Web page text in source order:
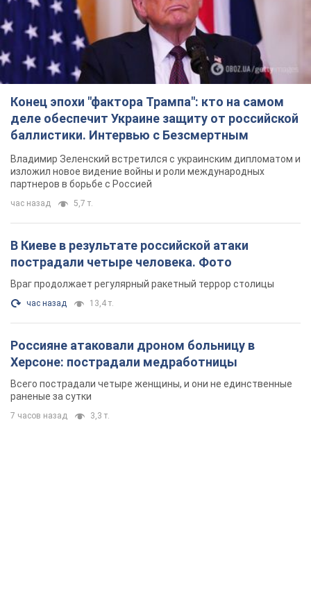
Конец эпохи "фактора Трампа": кто на самом
деле обеспечит Украине защиту от российской
баллистики. Интервью с Безсмертным
Владимир Зеленский встретился с украинским дипломатом и
изложил новое видение войны и роли международных
партнеров в борьбе с Россией
час назад 5,7 т.
В Киеве в результате российской атаки
пострадали четыре человека. Фото
Враг продолжает регулярный ракетный террор столицы
час назад 13,4 т.
Россияне атаковали дроном больницу в
Херсоне: пострадали медработницы
Всего пострадали четыре женщины, и они не единственные
раненые за сутки
7 часов назад 3,3 т.